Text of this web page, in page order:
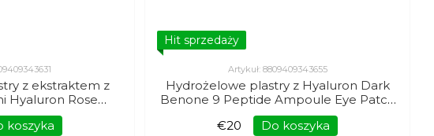
z ekstraktem z
Hyaluron Rose
Eye Patch Medi-
szt.
koszyka
Hit sprzedaży
Artykuł: 8809409343655
Hydrożelowe plastry z Hyaluron Dark
Benone 9 Peptide Ampoule Eye Patch
Medi-Peel 60 szt.
€20 Do koszyka